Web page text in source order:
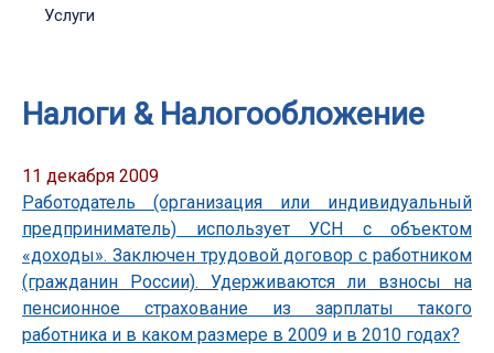
Услуги
Налоги & Налогообложение
11 декабря 2009
Работодатель (организация или индивидуальный
предприниматель) использует УСН с объектом
«доходы». Заключен трудовой договор с работником
(гражданин России). Удерживаются ли взносы на
пенсионное страхование из зарплаты такого
работника и в каком размере в 2009 и в 2010 годах?